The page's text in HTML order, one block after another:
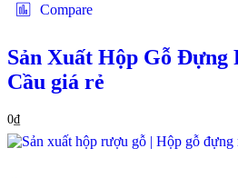
Compare
Sản Xuất Hộp Gỗ Đựng
Cầu giá rẻ
0₫